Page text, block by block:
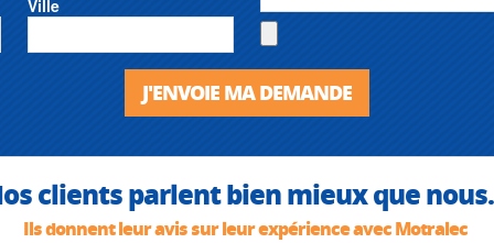
Ville
J'ENVOIE MA DEMANDE
clients parlent bien mieux que
Ils donnent leur avis sur leur expérience avec Motralec